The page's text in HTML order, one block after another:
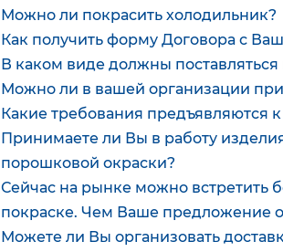
Можно ли покрасить холодильник?
Как получить форму Договора с
В каком виде должны поставляться
Можно ли в вашей организации
Какие требования предъявляются
Принимаете ли Вы в работу
порошковой окраски?
Сейчас на рынке можно встретить
покраске. Чем Ваше предложение
Можете ли Вы организовать